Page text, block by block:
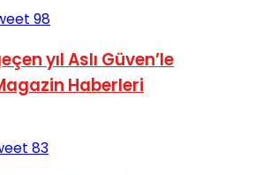
98
yıl Aslı Güven’le
Haberleri
83